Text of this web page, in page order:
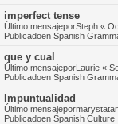
imperfect tense
Último mensajeporSteph «
Publicadoen Spanish
que y cual
Último mensajeporLaurie «
Publicadoen Spanish
Impuntualidad
Último mensajepor
Publicadoen Spanish Culture